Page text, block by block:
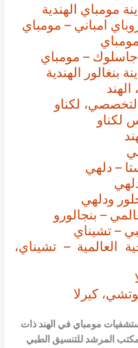
مومباي الهندية
امباني – مومباي
– مومباي
بنغالور الهندية
الهند
لكناو
لكناو
– دلهي
ودلهي
– بنجالورو
– تشيناي
العالمية – تشيناي،
كيرلا
مومباي في الهند ذات
مكتب المرشد للتنسيق الطبي